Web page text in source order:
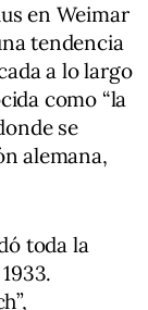
en Weimar
tendencia
a lo largo
como “la
se
alemana,
toda la